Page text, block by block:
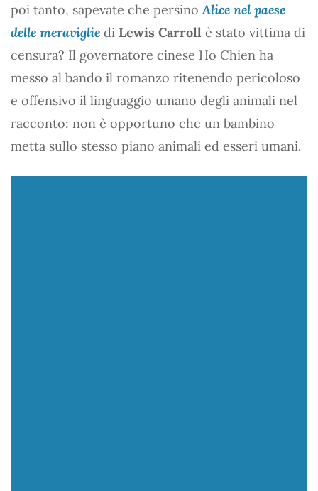
poi tanto, sapevate che persinoAlice nel paese
delle meraviglie di Lewis Carroll è stato vittima di
censura? Il governatore cinese Ho Chien ha
messo al bando il romanzo ritenendo pericoloso
e offensivo il linguaggio umano degli animali nel
racconto: non è opportuno che un bambino
metta sullo stesso piano animali ed esseri umani.